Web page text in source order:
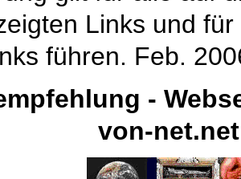
Links und
führen. Feb.
-
von-net.net